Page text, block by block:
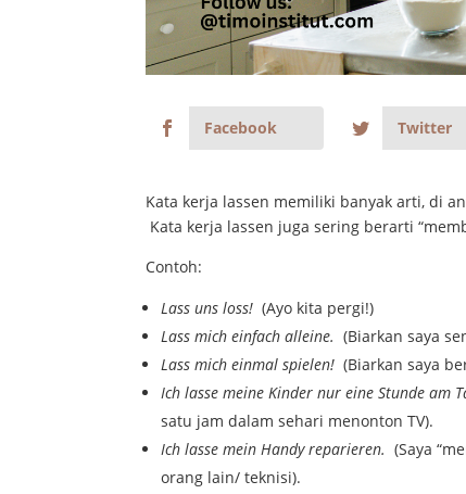
Facebook Twitter
Kata kerja lassen memiliki banyak arti, di
Kata kerja lassen juga sering berarti
Contoh:
Lass uns loss! (Ayo kita pergi!)
Lass mich einfach alleine. (Biarkan saya
Lass mich einmal spielen! (Biarkan saya
Ich lasse meine Kinder nur eine Stunde am
satu jam dalam sehari menonton TV).
Ich lasse mein Handy reparieren. (Saya
orang lain/ teknisi).